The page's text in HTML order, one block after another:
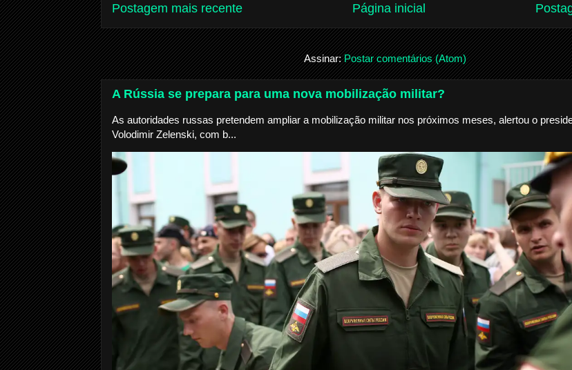
Postagem mais recente Página inicial
Assinar:Postar comentários (Atom)
A Rússia se prepara para uma nova mobilização militar?
As autoridades russas pretendem ampliar a mobilização militar nos próximos meses, alertou o
Volodimir Zelenski, com b...